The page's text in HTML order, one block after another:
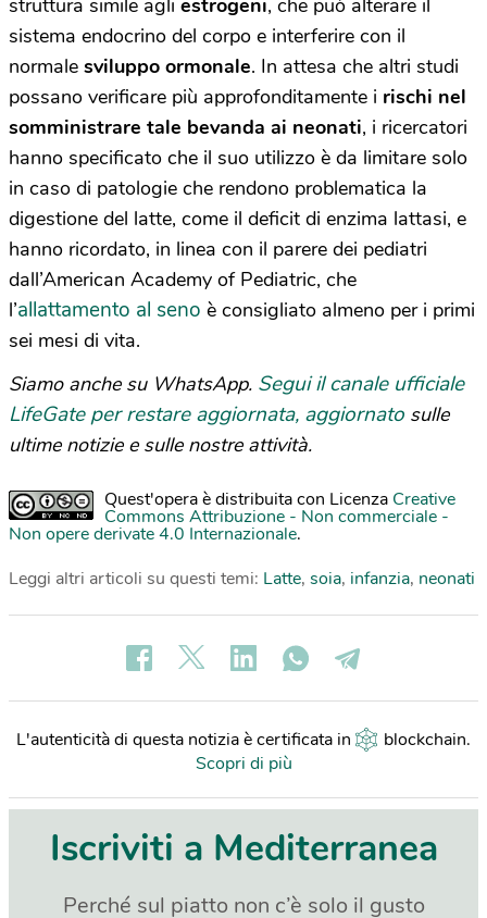
sistema endocrino del corpo e interferire con il
normale sviluppo ormonale. In attesa che altri studi
possano verificare più approfonditamente i rischi nel
somministrare tale bevanda ai neonati, i ricercatori
hanno specificato che il suo utilizzo è da limitare solo
in caso di patologie che rendono problematica la
digestione del latte, come il deficit di enzima lattasi, e
hanno ricordato, in linea con il parere dei pediatri
dall’American Academy of Pediatric, che
l’allattamento al seno è consigliato almeno per i primi
sei mesi di vita.
Siamo anche su WhatsApp. Segui il canale ufficiale
LifeGate per restare aggiornata, aggiornato sulle
ultime notizie e sulle nostre attività.
Quest'opera è distribuita con Licenza Creative
Commons Attribuzione - Non commerciale -
Non opere derivate 4.0 Internazionale.
Leggi altri articoli su questi temi: Latte, soia, infanzia, neonati
L'autenticità di questa notizia è certificata in blockchain.
Scopri di più
Iscriviti a Mediterranea
Perché sul piatto non c’è solo il gusto